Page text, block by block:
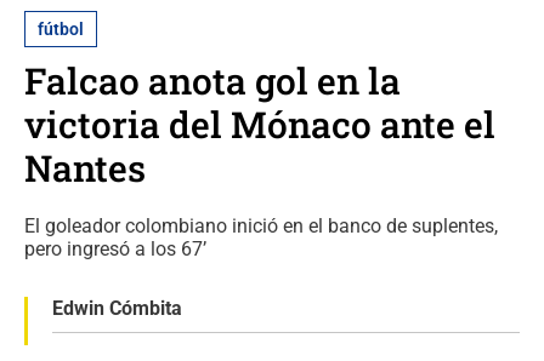
fútbol
Falcao anota gol en la
victoria del Mónaco ante el
Nantes
El goleador colombiano inició en el banco de suplentes,
pero ingresó a los 67’
Edwin Cómbita